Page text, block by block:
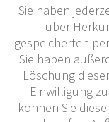
Sie haben
über
gespeicherten
Sie haben
Löschung
Einwilligung
können Sie